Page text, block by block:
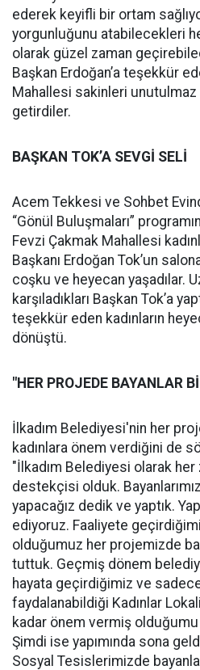
ederek keyifli bir ortam
yorgunluğunu atabilecekleri
olarak güzel zaman
Başkan Erdoğan’a teşekkür
Mahallesi sakinleri unutulmaz
getirdiler.
BAŞKAN TOK’A SEVGİ SELİ
Acem Tekkesi ve Sohbet
“Gönül Buluşmaları”
Fevzi Çakmak Mahallesi
Başkanı Erdoğan Tok’un
coşku ve heyecan yaşadılar.
karşıladıkları Başkan Tok’a
teşekkür eden kadınların
dönüştü.
"HER PROJEDE BAYANLAR
İlkadım Belediyesi'nin her
kadınlara önem verdiğini de
"İlkadım Belediyesi olarak her
destekçisi olduk.
yapacağız dedik ve yaptık.
ediyoruz. Faaliyete
olduğumuz her projemizde
tuttuk. Geçmiş dönem
hayata geçirdiğimiz ve sadece
faydalanabildiği Kadınlar
kadar önem vermiş
Şimdi ise yapımında sona
Sosyal Tesislerimizde